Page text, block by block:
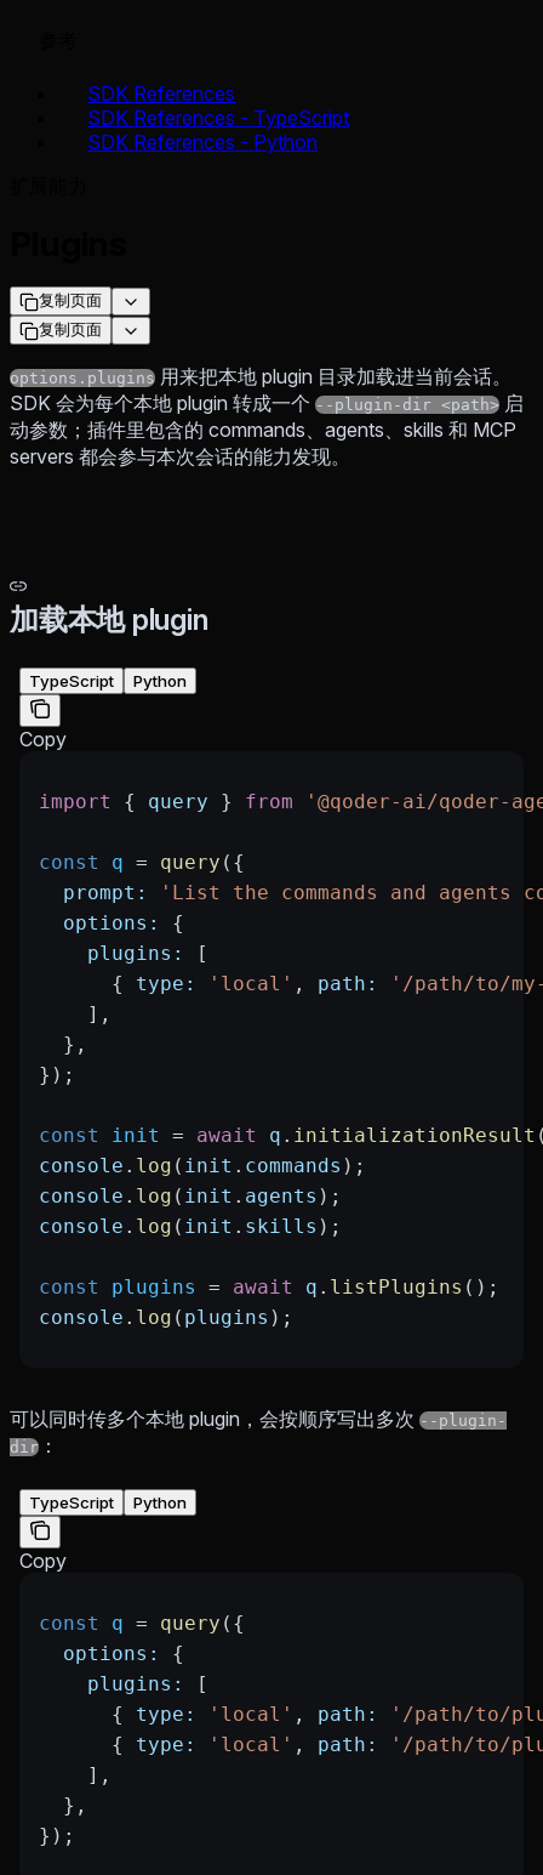
SDK References
SDK References - TypeScript
SDK References - Python
复制页面
复制页面
options.plugins 用来把本地 plugin 目录加载进当前会话。
SDK 会为每个本地 plugin 转成一个 --plugin-dir <path> 启
动参数；插件里包含的 commands、agents、skills 和 MCP
servers 都会参与本次会话的能力发现。
加载本地 plugin
TypeScript Python
Copy
import { query } from '@qoder-ai/qoder-
const q = query ({
  prompt:
'List the commands and
  options:
{
    plugins:
[
      {
type: 'local' , path:
'/path/to/
    ],
  },
});
const init = await q . initializationResult
console . log ( init . commands );
console . log ( init . agents );
console . log ( init . skills );
const plugins = await q . listPlugins ();
console . log ( plugins );
可以同时传多个本地 plugin，会按顺序写出多次 --plugin-
dir ：
TypeScript Python
Copy
const q = query ({
  options:
{
    plugins:
[
      {
type: 'local' , path:
'/path/to/
      {
type: 'local' , path:
'/path/to/
    ],
  },
});